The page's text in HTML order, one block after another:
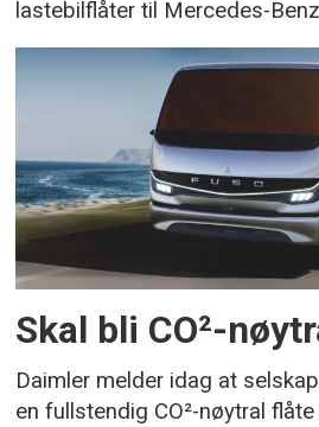
lastebilflåter til Mercedes-
Skal bli CO²-
Daimler melder idag at
en fullstendig CO²-nøytral